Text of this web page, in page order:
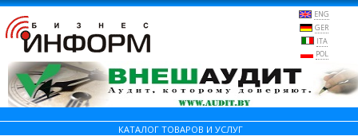
ENG
GER
ITA
POL
КАТАЛОГ ТОВАРОВ И УСЛУГ